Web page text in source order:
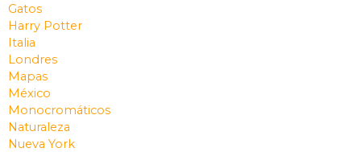
Gatos
Harry Potter
Italia
Londres
Mapas
México
Monocromáticos
Naturaleza
Nueva York